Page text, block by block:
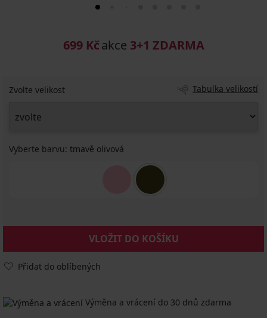
699 Kčakce 3+1 ZDARMA
Zvolte velikost Tabulka velikostí
Vyberte barvu: tmavě olivová
VLOŽIT DO KOŠÍKU
Přidat do oblíbených
Výměna a vrácení do 30 dnů zdarma